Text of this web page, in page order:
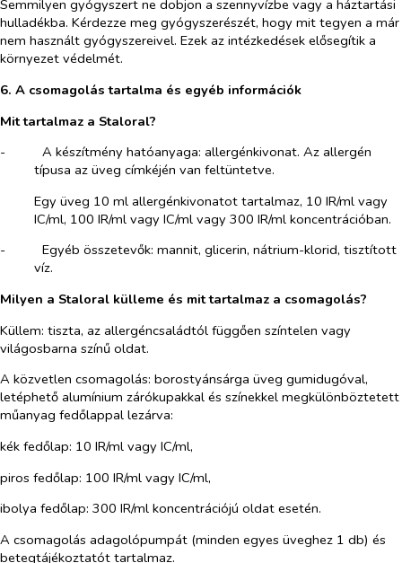
Semmilyen gyógyszert ne dobjon a szennyvízbe vagy a háztartási
hulladékba. Kérdezze meg gyógyszerészét, hogy mit tegyen a már
nem használt gyógyszereivel. Ezek az intézkedések elősegítik a
környezet védelmét.
6. A csomagolás tartalma és egyéb információk
Mit tartalmaz a Staloral?
-​
A készítmény hatóanyaga: allergénkivonat. Az allergén
típusa az üveg címkéjén van feltüntetve.
Egy üveg 10 ml allergénkivonatot tartalmaz, 10 IR/ml vagy
IC/ml, 100 IR/ml vagy IC/ml vagy 300 IR/ml koncentrációban.
-​
Egyéb összetevők: mannit, glicerin, nátrium-klorid, tisztított
víz.
Milyen a Staloral külleme és mit tartalmaz a csomagolás?
Küllem: tiszta, az allergéncsaládtól függően színtelen vagy
világosbarna színű oldat.
A közvetlen csomagolás: borostyánsárga üveg gumidugóval,
letéphető alumínium zárókupakkal és színekkel megkülönböztetett
műanyag fedőlappal lezárva:
kék fedőlap: 10 IR/ml vagy IC/ml,
piros fedőlap: 100 IR/ml vagy IC/ml,
ibolya fedőlap: 300 IR/ml koncentrációjú oldat esetén.
A csomagolás adagolópumpát (minden egyes üveghez 1 db) és
betegtájékoztatót tartalmaz.